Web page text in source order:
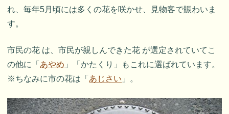
れ、毎年5月頃には多くの花を咲かせ、見物客で賑わいま
す。
市民の花 は、市民が親しんできた花 が選定されていてこ
の他に「 あやめ 」「かたくり」もこれに選ばれています。
※ちなみに市の花は「 あじさい 」。